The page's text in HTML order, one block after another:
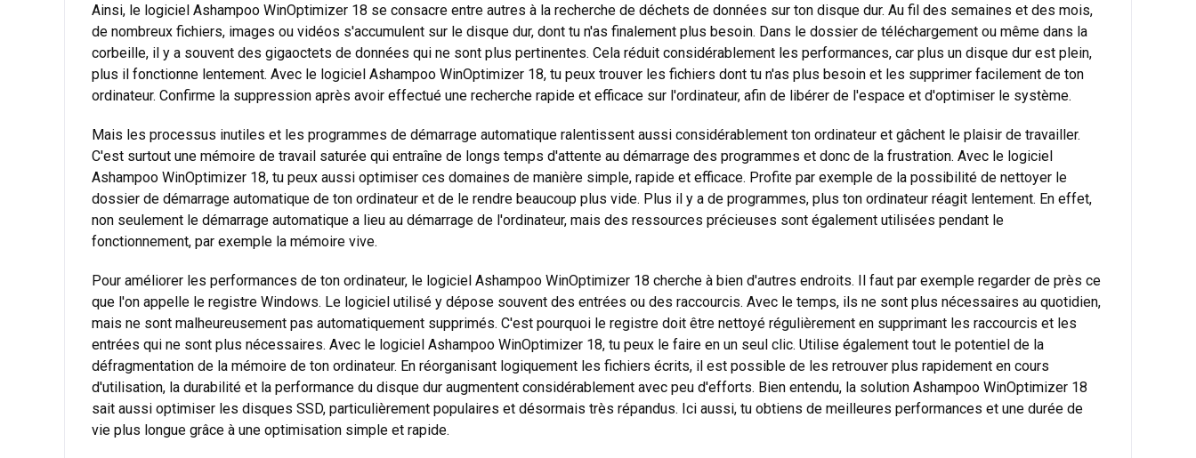
Ainsi, le logiciel Ashampoo WinOptimizer 18 se consacre entre autres à la recherche de déchets de données sur ton disque dur. Au fil des semaines et des mois,
de nombreux fichiers, images ou vidéos s'accumulent sur le disque dur, dont tu n'as finalement plus besoin. Dans le dossier de téléchargement ou même dans la
corbeille, il y a souvent des gigaoctets de données qui ne sont plus pertinentes. Cela réduit considérablement les performances, car plus un disque dur est plein,
plus il fonctionne lentement. Avec le logiciel Ashampoo WinOptimizer 18, tu peux trouver les fichiers dont tu n'as plus besoin et les supprimer facilement de ton
ordinateur. Confirme la suppression après avoir effectué une recherche rapide et efficace sur l'ordinateur, afin de libérer de l'espace et d'optimiser le système.
Mais les processus inutiles et les programmes de démarrage automatique ralentissent aussi considérablement ton ordinateur et gâchent le plaisir de travailler.
C'est surtout une mémoire de travail saturée qui entraîne de longs temps d'attente au démarrage des programmes et donc de la frustration. Avec le logiciel
Ashampoo WinOptimizer 18, tu peux aussi optimiser ces domaines de manière simple, rapide et efficace. Profite par exemple de la possibilité de nettoyer le
dossier de démarrage automatique de ton ordinateur et de le rendre beaucoup plus vide. Plus il y a de programmes, plus ton ordinateur réagit lentement. En effet,
non seulement le démarrage automatique a lieu au démarrage de l'ordinateur, mais des ressources précieuses sont également utilisées pendant le
fonctionnement, par exemple la mémoire vive.
Pour améliorer les performances de ton ordinateur, le logiciel Ashampoo WinOptimizer 18 cherche à bien d'autres endroits. Il faut par exemple regarder de près ce
que l'on appelle le registre Windows. Le logiciel utilisé y dépose souvent des entrées ou des raccourcis. Avec le temps, ils ne sont plus nécessaires au quotidien,
mais ne sont malheureusement pas automatiquement supprimés. C'est pourquoi le registre doit être nettoyé régulièrement en supprimant les raccourcis et les
entrées qui ne sont plus nécessaires. Avec le logiciel Ashampoo WinOptimizer 18, tu peux le faire en un seul clic. Utilise également tout le potentiel de la
défragmentation de la mémoire de ton ordinateur. En réorganisant logiquement les fichiers écrits, il est possible de les retrouver plus rapidement en cours
d'utilisation, la durabilité et la performance du disque dur augmentent considérablement avec peu d'efforts. Bien entendu, la solution Ashampoo WinOptimizer 18
sait aussi optimiser les disques SSD, particulièrement populaires et désormais très répandus. Ici aussi, tu obtiens de meilleures performances et une durée de
vie plus longue grâce à une optimisation simple et rapide.